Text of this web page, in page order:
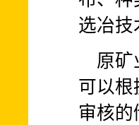
选冶技
原矿
可以根
审核